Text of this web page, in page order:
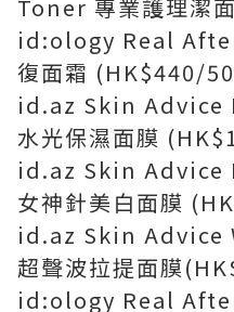
Toner 專業護理潔
id:ology Real
復面霜 (HK$440/
id.az Skin
水光保濕面膜
id.az Skin
女神針美白面膜
id.az Skin Advice
超聲波拉提面膜
id:ology Real